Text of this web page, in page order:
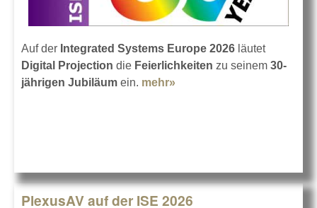
Auf der Integrated Systems Europe 2026 läutet
Digital Projection die Feierlichkeiten zu seinem 30-
jährigen Jubiläum ein. mehr»
PlexusAV auf der ISE 2026